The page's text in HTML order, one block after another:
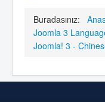
Buradasınız:
Joomla 3
Joomla! 3 -